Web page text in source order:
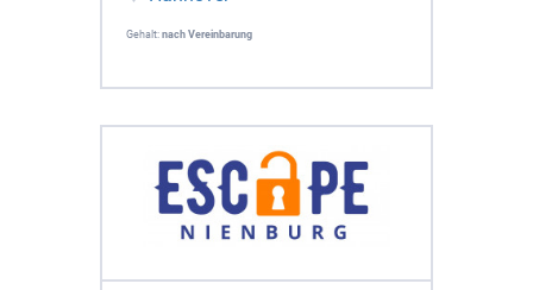
Gehalt: nach Vereinbarung